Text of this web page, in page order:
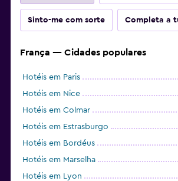
Sinto-me com sorte Completa a
França — Cidades populares
Hotéis em Paris
Hotéis em Nice
Hotéis em Colmar
Hotéis em Estrasburgo
Hotéis em Bordéus
Hotéis em Marselha
Hotéis em Lyon